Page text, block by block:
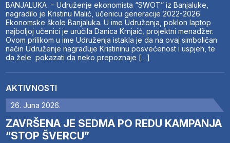
BANJALUKA – Udruženje ekonomista “SWOT” iz Banjaluke,
nagradilo je Kristinu Malić, učenicu generacije 2022-2026
Ekonomske škole Banjaluka. U ime Udruženja, poklon laptop
najboljoj učenici je uručila Danica Krnjaić, projektni menadžer.
Ovom prilikom u ime Udruženja istakla je da na ovaj simboličan
način Udruženje nagrađuje Kristininu posvećenost i uspjeh, te
da žele pokazati da neko prepoznaje […]
AKTIVNOSTI
26. Juna 2026.
ZAVRŠENA JE SEDMA PO REDU KAMPANJA
“STOP ŠVERCU”